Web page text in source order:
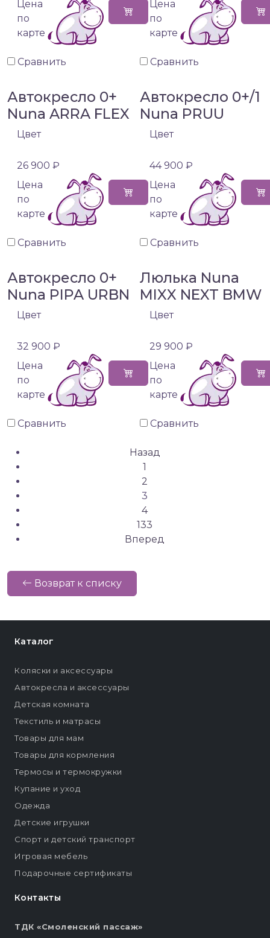
Цена
по
карте
Сравнить
Цена
по
карте
Сравнить
Автокресло 0+
Nuna ARRA FLEX
Цвет
26 900 ₽
Цена
по
карте
Сравнить
Автокресло 0+/1
Nuna PRUU
Цвет
44 900 ₽
Цена
по
карте
Сравнить
Автокресло 0+
Nuna PIPA URBN
Цвет
32 900 ₽
Цена
по
карте
Сравнить
Люлька Nuna
MIXX NEXT BMW
Цвет
29 900 ₽
Цена
по
карте
Сравнить
Назад
1
2
3
4
133
Вперед
Возврат к списку
Контакты
ТДК «Смоленский пассаж»
Каталог
Коляски и аксессуары
Автокресла и аксессуары
Детская комната
Текстиль и матрасы
Товары для мам
Товары для кормления
Термосы и термокружки
Купание и уход
Одежда
Детские игрушки
Спорт и детский транспорт
Игровая мебель
Подарочные сертификаты